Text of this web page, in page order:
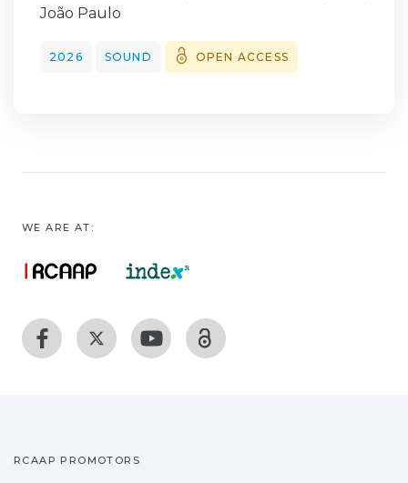
João Paulo
2026 SOUND OPEN ACCESS
WE ARE AT:
RCAAP PROMOTORS